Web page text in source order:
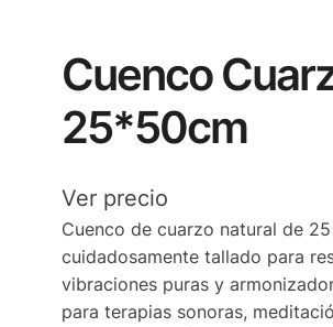
Cuenco
25*50cm
Ver precio
Cuenco de cuarzo natural de
cuidadosamente tallado para
vibraciones puras y
para terapias sonoras,